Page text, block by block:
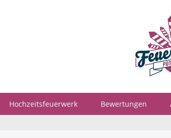
Hochzeitsfeuerwerk Bewertungen